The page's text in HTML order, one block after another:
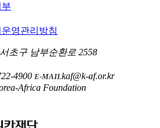
영관리방침
초구 남부순환로 2558
4900 E-MAILkaf@k-af.or.kr
Africa Foundation